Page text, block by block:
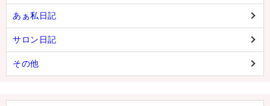
あぁ私日記
サロン日記
その他